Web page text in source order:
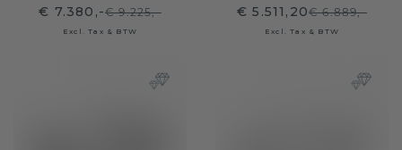
€ 7.380,-€ 9.225,-
Excl. Tax & BTW
€ 5.511,20€ 6.889,-
Excl. Tax & BTW